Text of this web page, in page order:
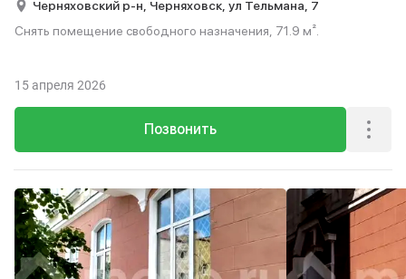
Черняховский р-н, Черняховск, ул Тельмана, 7
Снять помещение свободного назначения, 71.9 м².
Позвонить
15 апреля 2026